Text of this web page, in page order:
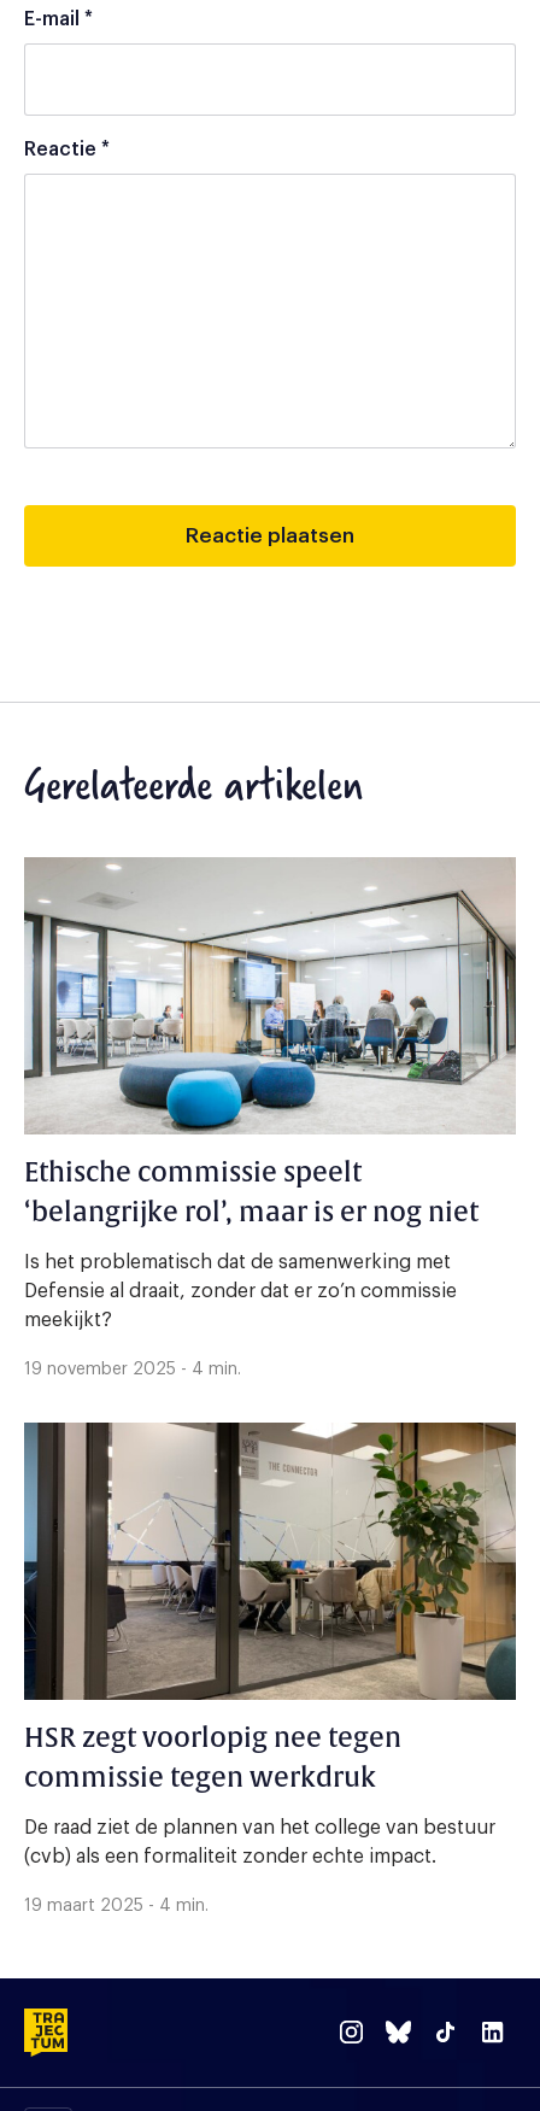
E-mail *
Reactie *
Gerelateerde artikelen
Ethische commissie speelt
‘belangrijke rol’, maar is er nog niet
Is het problematisch dat de samenwerking met
Defensie al draait, zonder dat er zo’n commissie
meekijkt?
19 november 2025 - 4 min.
HSR zegt voorlopig nee tegen
commissie tegen werkdruk
De raad ziet de plannen van het college van bestuur
(cvb) als een formaliteit zonder echte impact.
19 maart 2025 - 4 min.